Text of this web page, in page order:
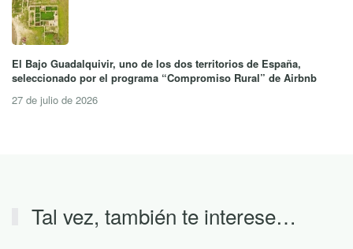
El Bajo Guadalquivir, uno de los dos territorios de España,
seleccionado por el programa “Compromiso Rural” de Airbnb
27 de julio de 2026
Tal vez, también te interese…